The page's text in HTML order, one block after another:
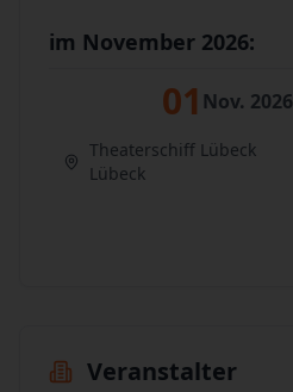
im November 2026:
01 Nov. 2026
Theaterschiff Lübeck
Lübeck
Veranstalter